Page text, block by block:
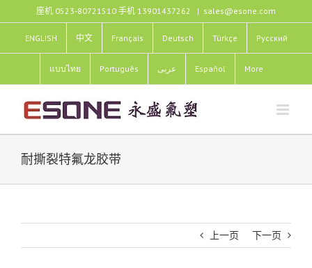
过
容
座机 0523-80721510 手机 13901437262 | sales@esone.com
ENGLISH 中文 Français Deutsch Türkçe Pусский
แบบไทย Português عربى Español More
耐撕裂特氟龙胶带
上一页 下一页